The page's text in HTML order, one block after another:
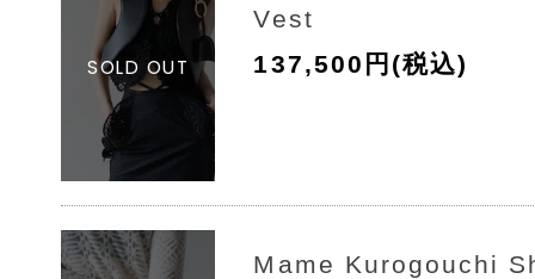
Vest
137,500円(税込)
Mame Kurogouchi